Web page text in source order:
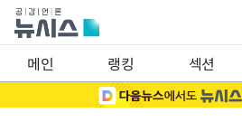
메인 랭킹 섹션